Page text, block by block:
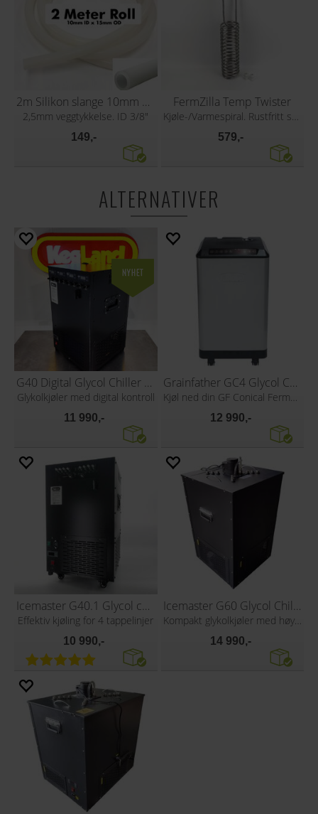
2m Silikon slange 10mm x 15mm
2,5mm veggtykkelse. ID 3/8"
149,-
FermZilla Temp Twister
Kjøle-/Varmespiral. Rustfritt stål
579,-
ALTERNATIVER
G40 Digital Glycol Chiller 4 Pump model
Glykolkjøler med digital kontroll
11 990,-
Grainfather GC4 Glycol Chiller
12 990,-
Icemaster G40.1 Glycol chiller 155W
Effektiv kjøling for 4 tappelinjer
10 990,-
Icemaster G60 Glycol Chiller
Kompakt glykolkjøler med høy ytelse
14 990,-